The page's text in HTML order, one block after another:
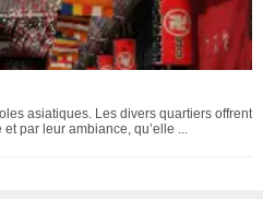
asiatiques. Les divers quartiers offrent
par leur ambiance, qu’elle ...